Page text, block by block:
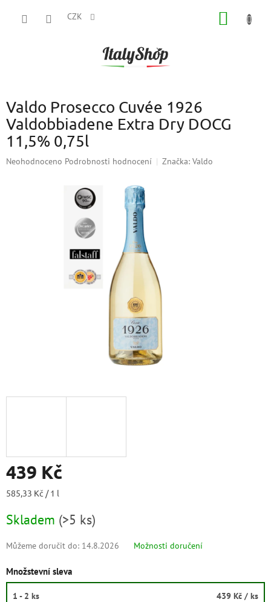
CZK
Valdo Prosecco Cuvée 1926
Valdobbiadene Extra Dry DOCG
11,5% 0,75l
Průměrné
Neohodnoceno Podrobnosti hodnocení Značka: Valdo
439 Kč
Měrná
585,33 Kč / 1 l
Skladem (>5 ks)
Můžeme doručit do: 14.8.2026 Možnosti doručení
Množstevní sleva
1 - 2 ks 439 Kč / ks